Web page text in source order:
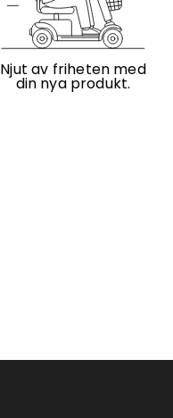
Njut av friheten med
din nya produkt.